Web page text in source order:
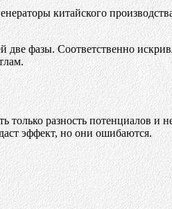
китайского
две фазы. Соответственно
только разность потенциалов и
эффект, но они ошибаются.